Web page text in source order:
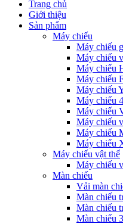
Trang chủ
Giới thiệu
Sản phẩm
Máy chiếu
Máy chiếu
Máy chiếu
Máy chiếu
Máy chiếu
Máy chiếu
Máy chiếu
Máy chiếu
Máy chiếu
Máy chiếu
Máy chiếu
Máy chiếu vật thể
Máy chiếu
Màn chiếu
Vải màn
Màn chiếu
Màn chiếu
Màn chiếu